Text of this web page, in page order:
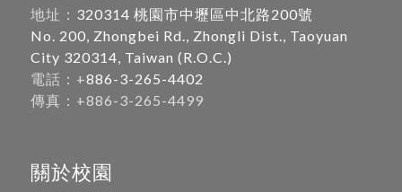
地址： 320314 桃園市中壢區中北路200號
No. 200, Zhongbei Rd., Zhongli Dist., Taoyuan
City 320314, Taiwan (R.O.C.)
電話：+886-3-265-4402
傳真：+886-3-265-4499
關於校園